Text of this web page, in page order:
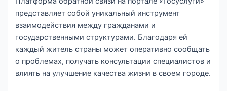
представляет собой уникальный инструмент
взаимодействия между гражданами и
государственными структурами. Благодаря ей
каждый житель страны может оперативно сообщать
о проблемах, получать консультации специалистов и
влиять на улучшение качества жизни в своем городе.